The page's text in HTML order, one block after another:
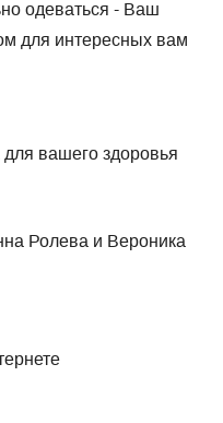
одеваться - Ваш
для интересных вам
вашего здоровья
Ролева и Вероника